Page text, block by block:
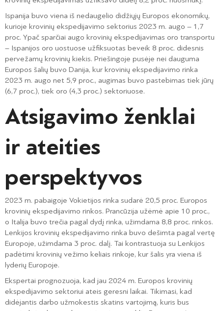
Ispanija buvo viena iš nedaugelio didžiųjų Europos ekonomikų,
kurioje krovinių ekspedijavimo sektorius 2023 m. augo – 1,7
proc. Ypač sparčiai augo krovinių ekspedijavimas oro transportu
– Ispanijos oro uostuose užfiksuotas beveik 8 proc. didesnis
pervežamų krovinių kiekis. Priešingoje pusėje nei dauguma
Europos šalių buvo Danija, kur krovinių ekspedijavimo rinka
2023 m. augo net 5,9 proc., augimas buvo pastebimas tiek jūrų
(6,7 proc.), tiek oro (4,3 proc.) sektoriuose.
Atsigavimo ženklai
ir ateities
perspektyvos
2023 m. pabaigoje Vokietijos rinka sudarė 20,5 proc. Europos
krovinių ekspedijavimo rinkos. Prancūzija užėmė apie 10 proc.,
o Italija buvo trečia pagal dydį rinka, užimdama 8,8 proc. rinkos.
Lenkijos krovinių ekspedijavimo rinka buvo dešimta pagal vertę
Europoje, užimdama 3 proc. dalį. Tai kontrastuoja su Lenkijos
padėtimi krovinių vežimo keliais rinkoje, kur šalis yra viena iš
lyderių Europoje.
Ekspertai prognozuoja, kad jau 2024 m. Europos krovinių
ekspedijavimo sektoriui ateis geresni laikai. Tikimasi, kad
didėjantis darbo užmokestis skatins vartojimą, kuris bus